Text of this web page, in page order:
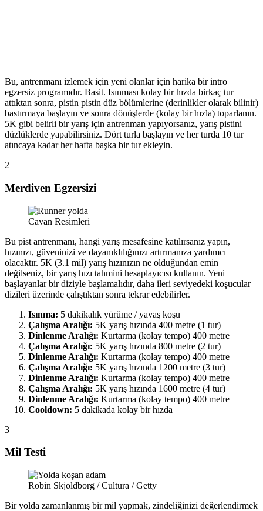
Bu, antrenmanı izlemek için yeni olanlar için harika bir intro
egzersiz programıdır. Basit. Isınması kolay bir hızda birkaç tur
attıktan sonra, pistin pistin düz bölümlerine (derinlikler olarak bilinir)
bastırmaya başlayın ve sonra dönüşlerde (kolay bir hızla) toparlanın.
5K gibi belirli bir yarış için antrenman yapıyorsanız, yarış pistini
düzlüklerde yapabilirsiniz. Dört turla başlayın ve her turda 10 tur
atıncaya kadar her hafta başka bir tur ekleyin.
2
Merdiven Egzersizi
Cavan Resimleri
Bu pist antrenmanı, hangi yarış mesafesine katılırsanız yapın,
hızınızı, güveninizi ve dayanıklılığınızı artırmanıza yardımcı
olacaktır. 5K (3.1 mil) yarış hızınızın ne olduğundan emin
değilseniz, bir yarış hızı tahmini hesaplayıcısı kullanın. Yeni
başlayanlar bir diziyle başlamalıdır, daha ileri seviyedeki koşucular
dizileri üzerinde çalıştıktan sonra tekrar edebilirler.
Isınma: 5 dakikalık yürüme / yavaş koşu
Çalışma Aralığı: 5K yarış hızında 400 metre (1 tur)
Dinlenme Aralığı: Kurtarma (kolay tempo) 400 metre
Çalışma Aralığı: 5K yarış hızında 800 metre (2 tur)
Dinlenme Aralığı: Kurtarma (kolay tempo) 400 metre
Çalışma Aralığı: 5K yarış hızında 1200 metre (3 tur)
Dinlenme Aralığı: Kurtarma (kolay tempo) 400 metre
Çalışma Aralığı: 5K yarış hızında 1600 metre (4 tur)
Dinlenme Aralığı: Kurtarma (kolay tempo) 400 metre
Cooldown: 5 dakikada kolay bir hızda
3
Mil Testi
Robin Skjoldborg / Cultura / Getty
Bir yolda zamanlanmış bir mil yapmak, zindeliğinizi değerlendirmek